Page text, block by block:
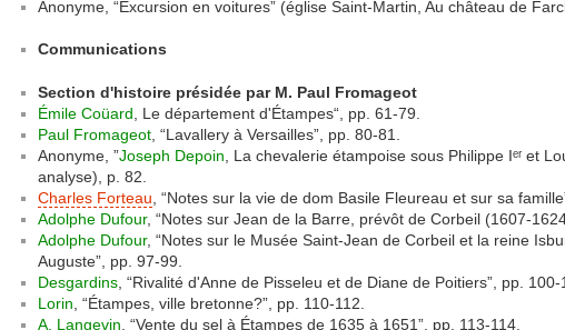
Anonyme, “Excursion en voitures” (église Saint-Martin, Au château de
Communications
Section d'histoire présidée par M. Paul Fromageot
Émile Coüard , Le département d'Étampes“, pp. 61-79.
Paul Fromageot , “Lavallery à Versailles”, pp. 80-81.
Anonyme, ”Joseph Depoin , La chevalerie étampoise sous Philippe Iᵉʳ et
analyse), p. 82.
Charles Forteau , “Notes sur la vie de dom Basile Fleureau et sur sa
Adolphe Dufour, “Notes sur Jean de la Barre, prévôt de Corbeil (1607-
Adolphe Dufour, “Notes sur le Musée Saint-Jean de Corbeil et la reine
Auguste”, pp. 97-99.
Desgardins , “Rivalité d'Anne de Pisseleu et de Diane de Poitiers”, pp. 100-
Lorin , “Étampes, ville bretonne?”, pp. 110-112.
A. Langevin , “Vente du sel à Étampes de 1635 à 1651”, pp. 113-114.